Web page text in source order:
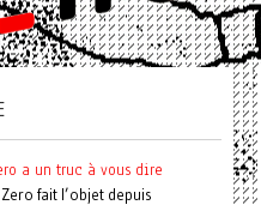
a un truc à vous dire
fait l’objet depuis